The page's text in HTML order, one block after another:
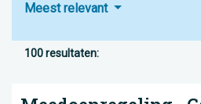
Meest relevant
100 resultaten: